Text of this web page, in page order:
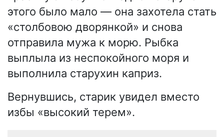
этого было мало — она захотела стать
«столбовою дворянкой» и снова
отправила мужа к морю. Рыбка
выплыла из неспокойного моря и
выполнила старухин каприз.
Вернувшись, старик увидел вместо
избы «высокий терем».